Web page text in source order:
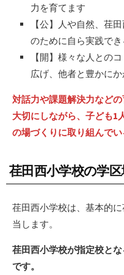
力を育てます
【公】人や自然、荏
のために自ら実践で
【開】様々な人との
広げ、他者と豊かに
対話力や課題解決力など
大切にしながら、子ども1
の場づくりに取り組んでい
荏田西小学校の学
荏田西小学校は、基本的
当します。
荏田西小学校が指定校と
です。